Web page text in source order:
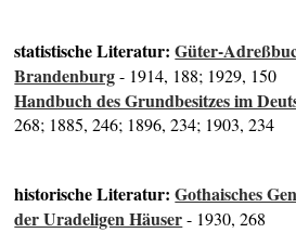
statistische Literatur:Güter-
Brandenburg- 1914, 188; 1929, 150
Handbuch des Grundbesitzes im
268; 1885, 246; 1896, 234; 1903, 234
historische Literatur:Gothaisches
der Uradeligen Häuser- 1930, 268